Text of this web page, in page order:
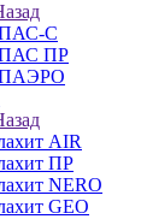
С
ПР
AIR
ПР
NERO
GEO